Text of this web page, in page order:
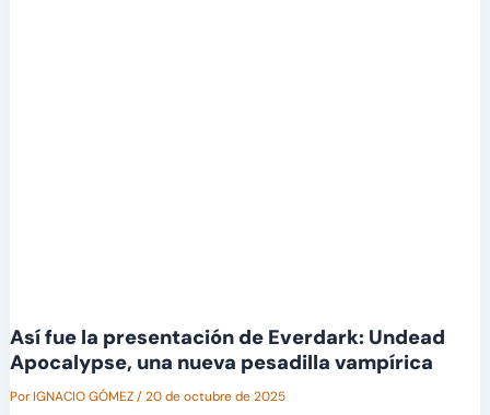
Así fue la presentación de Everdark: Undead
Apocalypse, una nueva pesadilla vampírica
PorIGNACIO GÓMEZ/20 de octubre de 2025